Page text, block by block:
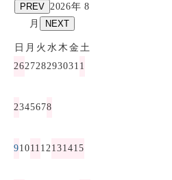
PREV 2026年 8
月
NEXT
日 月 火 水木 金 土
262728293031 1
2345678
91011 12131415